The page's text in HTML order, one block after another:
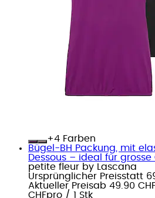
+
Farben
Bügel-BH Packung, mit
Dessous – ideal für grosse
petite fleur by Lascana
Ursprünglicher Preisstatt
Aktueller Preisab 49.90
CHFpro / 1 Stk